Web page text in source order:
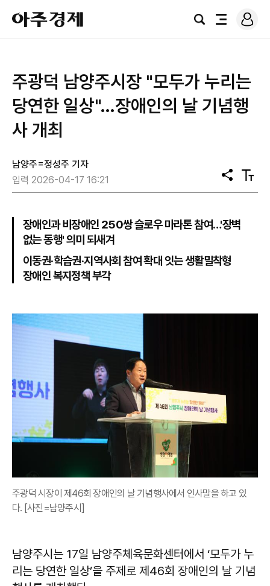
아
주
경
검
전
로
그
주광덕 남양주시장 "모두가 누리는
당연한 일상"…장애인의 날 기념행
사 개최
남양주=정성주 기자
입력 2026-04-17 16:21
공
유
텍
스
장애인과 비장애인 250쌍 슬로우 마라톤 참여…'장벽
없는 동행' 의미 되새겨
이동권·학습권·지역사회 참여 확대 잇는 생활밀착형
장애인 복지정책 부각
주광덕 시장이 제46회 장애인의 날 기념행사에서 인사말을 하고 있
다. [사진=남양주시]
남양주시는 17일 남양주체육문화센터에서 ‘모두가 누
리는 당연한 일상’을 주제로 제46회 장애인의 날 기념